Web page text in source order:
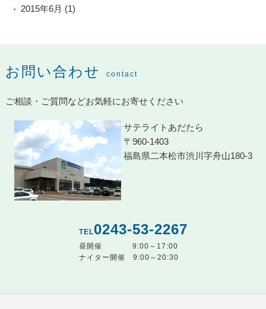
2015年6月 (1)
お問い合わせ contact
ご相談・ご質問などお気軽にお寄せください
サテライトあだたら
〒960-1403
福島県二本松市渋川字舟山180-3
TEL0243-53-2267
昼開催
9:00～17:00
ナイター開催
9:00～20:30